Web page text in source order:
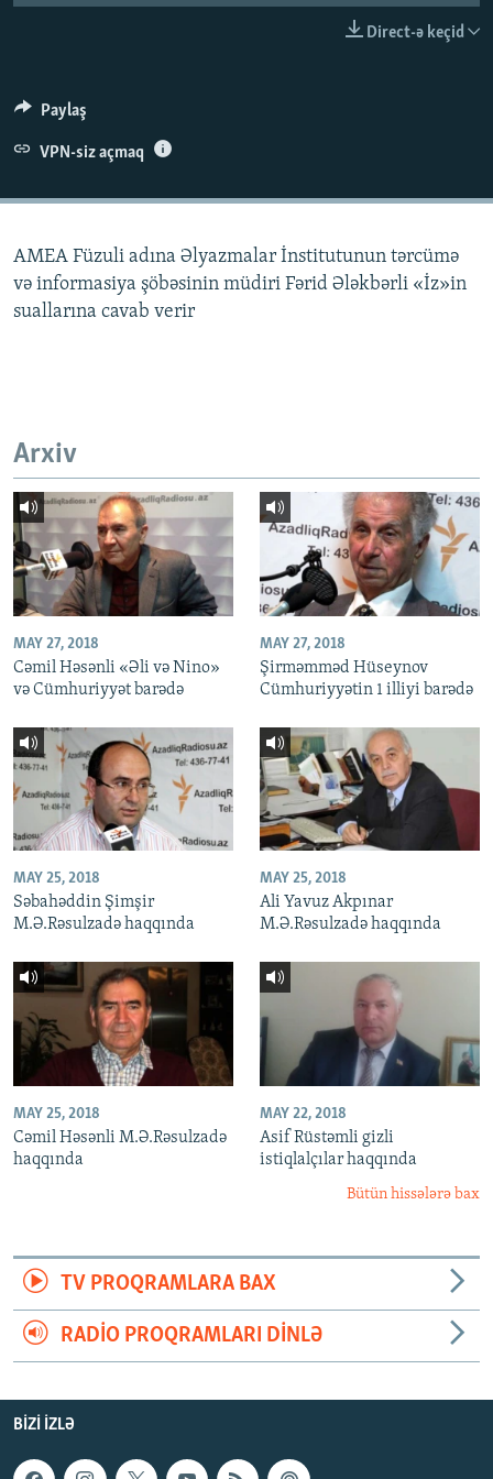
İZ - MƏDƏNIYYƏT PROQRAMI
MATERIALLARIMIZDAN ISTIFADƏ
AZADLIQRADIOSU MOBIL TELEFONUNUZDA
RFE/RL-in bütün saytları
Direct-ə keçid
Paylaş
VPN-siz açmaq
AMEA Füzuli adına Əlyazmalar İnstitutunun tərcümə
və informasiya şöbəsinin müdiri Fərid Ələkbərli «İz»in
suallarına cavab verir
Arxiv
MAY 27, 2018
Cəmil Həsənli «Əli və Nino»
və Cümhuriyyət barədə
MAY 27, 2018
Şirməmməd Hüseynov
Cümhuriyyətin 1 illiyi barədə
MAY 25, 2018
Səbahəddin Şimşir
M.Ə.Rəsulzadə haqqında
MAY 25, 2018
Ali Yavuz Akpınar
M.Ə.Rəsulzadə haqqında
MAY 25, 2018
Cəmil Həsənli M.Ə.Rəsulzadə
haqqında
MAY 22, 2018
Asif Rüstəmli gizli
istiqlalçılar haqqında
Bütün hissələrə bax
TV PROQRAMLARA BAX
RADIO PROQRAMLARI DINLƏ
BIZI IZLƏ